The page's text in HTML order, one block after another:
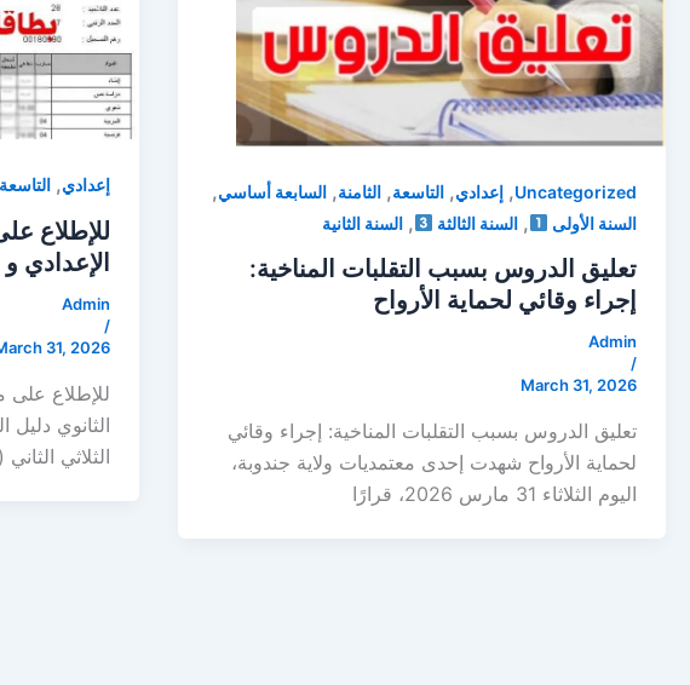
Uncategorized
, إعدادي, التاسعة, الثامنة, السابعة أساسي,
السنة الأولى , السنة الثالثة , السنة الثانية
تعليق الدروس بسبب التقلبات المناخية:
إجراء وقائي لحماية الأرواح
Admin
/
March 31, 2026
تعليق الدروس بسبب التقلبات المناخية: إجراء وقائي
لحماية الأرواح شهدت إحدى معتمديات ولاية جندوبة،
اليوم الثلاثاء 31 مارس 2026، قرارًا
إعدادي, التاسعة
للإطلاع
الإعدادي و
Admin
/
31, 2026
للإطلاع على
الثانوي دليل
الثلاثي